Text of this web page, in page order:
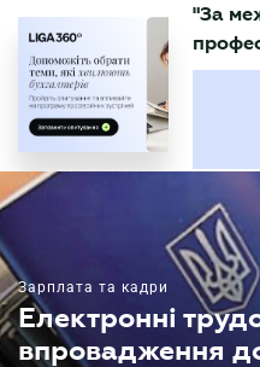
БУХГАЛТЕР
"За
Зарплата та кадри
Електронні
впровадження